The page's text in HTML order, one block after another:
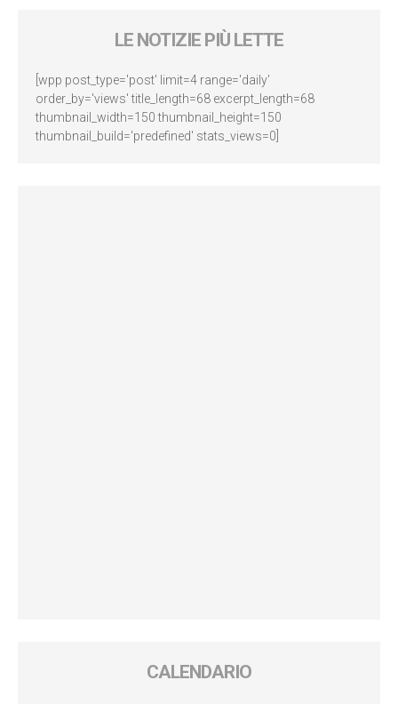
LE NOTIZIE PIÙ LETTE
[wpp post_type='post' limit=4 range='daily'
order_by='views' title_length=68 excerpt_length=68
thumbnail_width=150 thumbnail_height=150
thumbnail_build='predefined' stats_views=0]
CALENDARIO